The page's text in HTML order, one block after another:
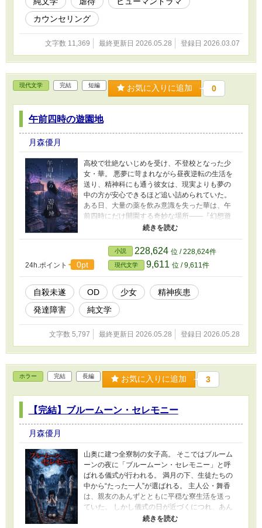
カウンセリング
文字数 11,369 最終更新日 2026.05.28 登録日 2026.03.07
現代文学 完結 短編 お気に入りに追加 0
午前四時の遊園地
月森優月
高校で壮絶ないじめを受け、不登校となった少
女・華。 悪夢に苛まれながら昼夜逆転の生活を
送り、精神科にも通う彼女は、現実よりも夢の
中の方が安心できるほど追い詰められていた。
ある日、大量の薬を飲み意識を失った華は、午
前四時にだけ開園する奇妙な場所――『幻想遊
園地』へと迷い込む。 これは、死に損ねた少女
と”を恐れた少女が、もう一度現実へ戻るまでの
物語。
24h.ポイント
0pt
小説 228,624 位 / 228,624件
現代文学 9,611 位 / 9,611件
自殺未遂 OD 少女
精神疾患
発達障害
純文学
文字数 5,797 最終更新日 2026.05.28 登録日 2026.05.28
ホラー 完結 長編 お気に入りに追加 3
【完結】ブルームーン・セレモニー
月森優月
山奥に建つ全寮制の女子高。 そこではブルーム
ーンの夜に「ブルームーン・セレモニー」と呼
ばれる儀式が行われる。 満月の下、生徒たちの
中から“たった一人”が選ばれる。 主人公・舞香
は、親友のあんずとともに平穏な寮生活を送っ
ていた。 しかし儀式の日が近づくにつれ、あん
ずの様子は少しずつ変わり始める。 やがてあん